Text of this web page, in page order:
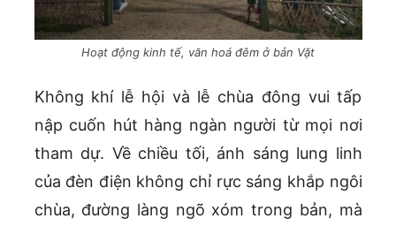
Hoạt động kinh tế, văn hoá đêm ở bản Vặt
Không khí lễ hội và lễ chùa đông vui tấp
nập cuốn hút hàng ngàn người từ mọi nơi
tham dự. Về chiều tối, ánh sáng lung linh
của đèn điện không chỉ rực sáng khắp ngôi
chùa, đường làng ngõ xóm trong bản, mà